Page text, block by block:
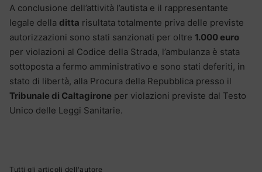
A conclusione dell’attività l’autista e il rappresentante
legale della ditta risultata totalmente priva delle previste
autorizzazioni sono stati sanzionati per oltre 1.000 euro
per violazioni al Codice della Strada, l’ambulanza è stata
sottoposta a fermo amministrativo e sono stati deferiti, in
stato di libertà, alla Procura della Repubblica presso il
Tribunale di Caltagirone per violazioni previste dal Testo
Unico delle Leggi Sanitarie.
Tutti gli articoli dell'autore